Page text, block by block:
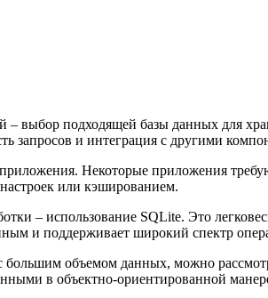
выбор подходящей базы данных для
запросов и интеграция с другими
Некоторые приложения
или кэшированием.
– использование SQLite. Это
и поддерживает широкий спектр
объемом данных, можно
в объектно-ориентированной